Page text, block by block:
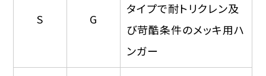
S G
タイプで耐トリクレン及
び苛酷条件のメッキ用ハ
ンガー